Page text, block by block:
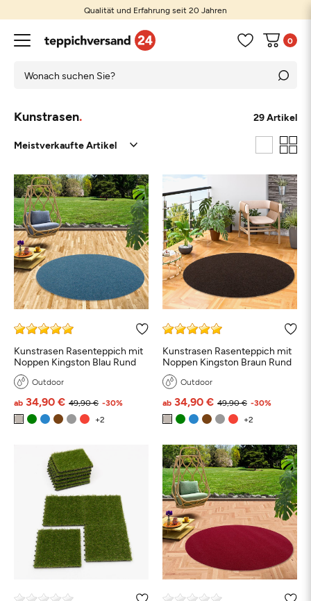
Qualität und Erfahrung seit 20 Jahren
0
Beige Grau Blau
Türkis Petrol
Grün Rot
Orange BraunTaupe
Kunstrasen 29 Artikel
Kunstrasen Rasenteppich mit
Noppen Kingston Blau Rund
Outdoor
49,90 €
ab 34,90 € -30%
Kunstrasen Rasenteppich mit
Noppen Kingston Braun Rund
Outdoor
49,90 €
ab 34,90 € -30%